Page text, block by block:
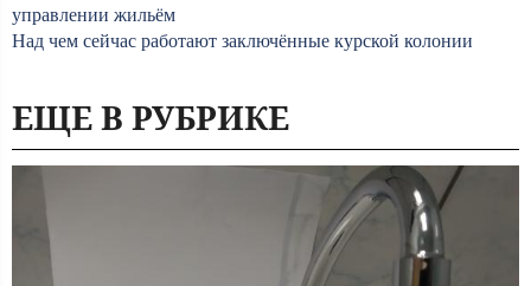
управлении жильём
Над чем сейчас работают заключённые курской колонии
ЕЩЕ В РУБРИКЕ